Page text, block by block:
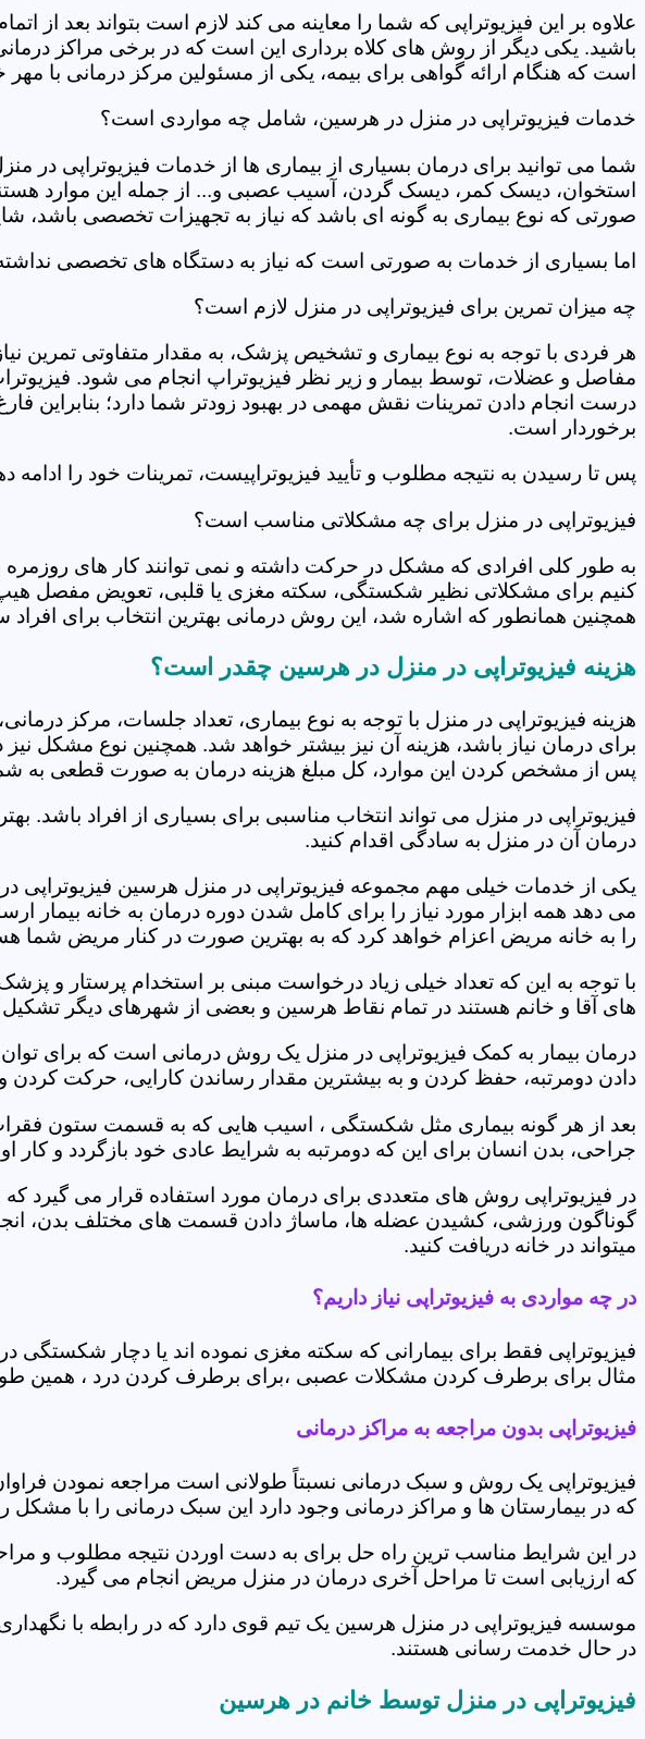
علاوه بر این فیزیوتراپی که شما را معاینه می کند لازم است بتواند بعد از
باشید. یکی دیگر از روش های کلاه برداری این است که در برخی مراکز
است که هنگام ارائه گواهی برای بیمه، یکی از مسئولین مرکز درمانی با
خدمات فیزیوتراپی در منزل در هرسین، شامل چه مواردی است؟
شما می توانید برای درمان بسیاری از بیماری ها از خدمات فیزیوتراپی در
استخوان، دیسک کمر، دیسک گردن، آسیب عصبی و... از جمله این موارد
صورتی که نوع بیماری به گونه ای باشد که نیاز به تجهیزات تخصصی باشد،
اما بسیاری از خدمات به صورتی است که نیاز به دستگاه های تخصصی
چه میزان تمرین برای فیزیوتراپی در منزل لازم است؟
هر فردی با توجه به نوع بیماری و تشخیص پزشک، به مقدار متفاوتی تمرین
مفاصل و عضلات، توسط بیمار و زیر نظر فیزیوتراپ انجام می شود.
درست انجام دادن تمرینات نقش مهمی در بهبود زودتر شما دارد؛ بنابراین
برخوردار است.
پس تا رسیدن به نتیجه مطلوب و تأیید فیزیوتراپیست، تمرینات خود را ادامه
فیزیوتراپی در منزل برای چه مشکلاتی مناسب است؟
به طور کلی افرادی که مشکل در حرکت داشته و نمی توانند کار های روزمره
کنیم برای مشکلاتی نظیر شکستگی، سکته مغزی یا قلبی، تعویض مفصل
همچنین همانطور که اشاره شد، این روش درمانی بهترین انتخاب برای
هزینه فیزیوتراپی در منزل در هرسین چقدر است؟
هزینه فیزیوتراپی در منزل با توجه به نوع بیماری، تعداد جلسات، مرکز
برای درمان نیاز باشد، هزینه آن نیز بیشتر خواهد شد. همچنین نوع مشکل
پس از مشخص کردن این موارد، کل مبلغ هزینه درمان به صورت قطعی به
فیزیوتراپی در منزل می تواند انتخاب مناسبی برای بسیاری از افراد
درمان آن در منزل به سادگی اقدام کنید.
یکی از خدمات خیلی مهم مجموعه فیزیوتراپی در منزل هرسین فیزیوتراپی
می دهد همه ابزار مورد نیاز را برای کامل شدن دوره درمان به خانه
را به خانه مریض اعزام خواهد کرد که به بهترین صورت در کنار مریض شما
با توجه به این که تعداد خیلی زیاد درخواست مبنی بر استخدام پرستار و
های آقا و خانم هستند در تمام نقاط هرسین و بعضی از شهرهای دیگر تشکیل
درمان بیمار به کمک فیزیوتراپی در منزل یک روش درمانی است که برای
دادن دومرتبه، حفظ کردن و به بیشترین مقدار رساندن کارایی، حرکت کردن
بعد از هر گونه بیماری مثل شکستگی ، اسیب هایی که به قسمت ستون
جراحی، بدن انسان برای این که دومرتبه به شرایط عادی خود بازگردد و کار او
در فیزیوتراپی روش های متعددی برای درمان مورد استفاده قرار می گیرد
گوناگون ورزشی، کشیدن عضله ها، ماساژ دادن قسمت های مختلف بدن،
میتواند در خانه دریافت کنید.
در چه مواردی به فیزیوتراپی نیاز داریم؟
فیزیوتراپی فقط برای بیمارانی که سکته مغزی نموده اند یا دچار
مثال برای برطرف کردن مشکلات عصبی ،برای برطرف کردن درد ، همین
فیزیوتراپی بدون مراجعه به مراکز درمانی
فیزیوتراپی یک روش و سبک درمانی نسبتاً طولانی است مراجعه نمودن
که در بیمارستان ها و مراکز درمانی وجود دارد این سبک درمانی را با مشکل
در این شرایط مناسب ترین راه حل برای به دست اوردن نتیجه مطلوب و
که ارزیابی است تا مراحل آخری درمان در منزل مریض انجام می گیرد.
موسسه فیزیوتراپی در منزل هرسین یک تیم قوی دارد که در رابطه با
در حال خدمت رسانی هستند.
فیزیوتراپی در منزل توسط خانم در هرسین